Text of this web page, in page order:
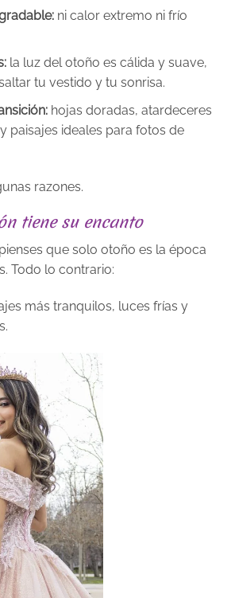
ni calor extremo ni frío
la luz del otoño es cálida y suave,
tu vestido y tu sonrisa.
hojas doradas, atardeceres
paisajes ideales para fotos de
razones.
tiene su encanto
que solo otoño es la época
Todo lo contrario:
más tranquilos, luces frías y